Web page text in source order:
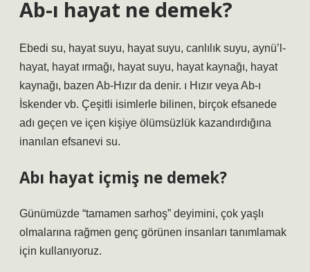
Ab-ı hayat ne demek?
Ebedi su, hayat suyu, hayat suyu, canlılık suyu, aynü’l-
hayat, hayat ırmağı, hayat suyu, hayat kaynağı, hayat
kaynağı, bazen Ab-Hızır da denir. ı Hızır veya Ab-ı
İskender vb. Çeşitli isimlerle bilinen, birçok efsanede
adı geçen ve içen kişiye ölümsüzlük kazandırdığına
inanılan efsanevi su.
Abı hayat içmiş ne demek?
Günümüzde “tamamen sarhoş” deyimini, çok yaşlı
olmalarına rağmen genç görünen insanları tanımlamak
için kullanıyoruz.